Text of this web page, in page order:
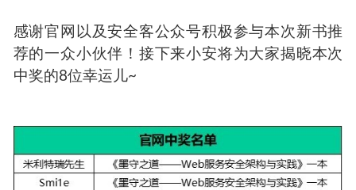
感谢官网以及安全客公众号积极参与本次新书推
荐的一众小伙伴！接下来小安将为大家揭晓本次
中奖的8位幸运儿~